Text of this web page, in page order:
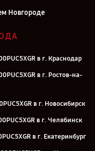
Новгороде
в г. Краснодар
в г. Ростов-на-
в г. Новосибирск
в г. Челябинск
в г. Екатеринбург